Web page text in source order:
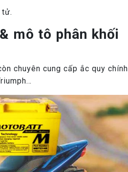
tử.
mô tô phân khối
chuyên cung cấp ắc quy chính